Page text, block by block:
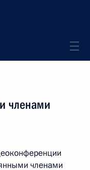
членами
членами